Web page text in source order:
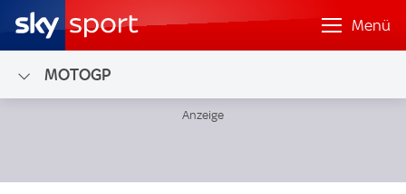
Menü
MOTOGP